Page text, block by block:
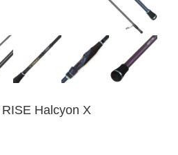
Halcyon X